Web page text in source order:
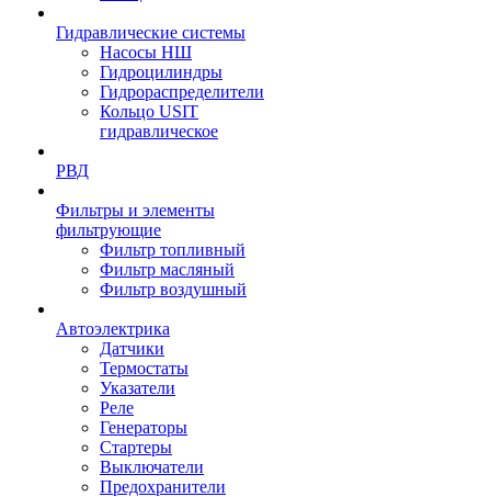
Гидравлические системы
Насосы НШ
Гидроцилиндры
Гидрораспределители
Кольцо USIT
гидравлическое
РВД
Фильтры и элементы
фильтрующие
Фильтр топливный
Фильтр масляный
Фильтр воздушный
Автоэлектрика
Датчики
Термостаты
Указатели
Реле
Генераторы
Стартеры
Выключатели
Предохранители